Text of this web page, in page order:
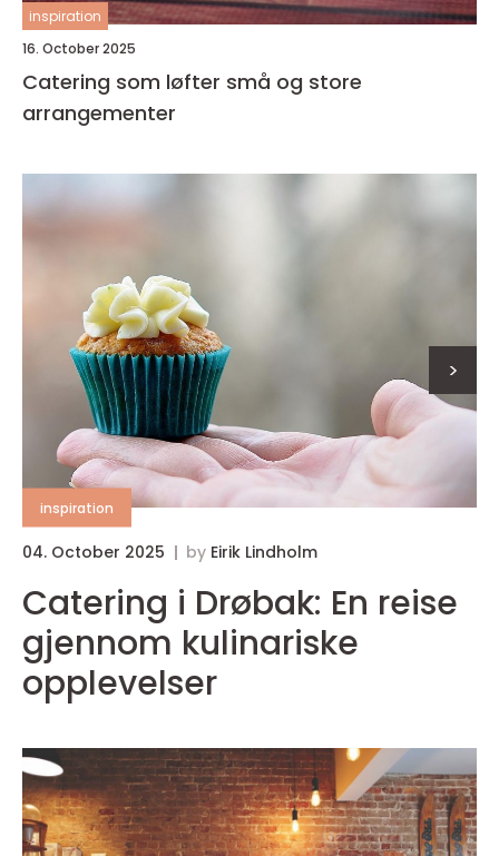
inspiration
16. October 2025
Catering som løfter små og store
arrangementer
inspiration
04. October 2025 by Eirik Lindholm
Catering i Drøbak: En reise
gjennom kulinariske
opplevelser
>